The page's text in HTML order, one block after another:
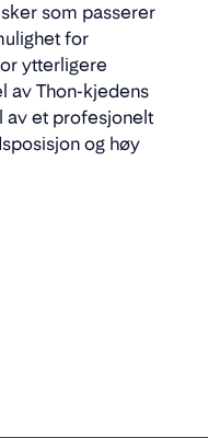
som passerer
for
ytterligere
av Thon-kjedens
av et profesjonelt
og høy